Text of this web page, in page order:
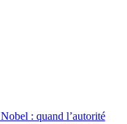
: quand l’autorité